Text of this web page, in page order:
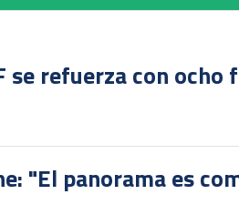
se refuerza con
"El panorama es